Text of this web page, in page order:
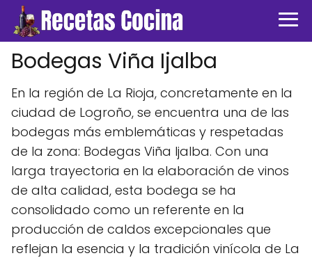
Bodegas Viña Ijalba
En la región de La Rioja, concretamente en la
ciudad de Logroño, se encuentra una de las
bodegas más emblemáticas y respetadas
de la zona: Bodegas Viña Ijalba. Con una
larga trayectoria en la elaboración de vinos
de alta calidad, esta bodega se ha
consolidado como un referente en la
producción de caldos excepcionales que
reflejan la esencia y la tradición vinícola de La